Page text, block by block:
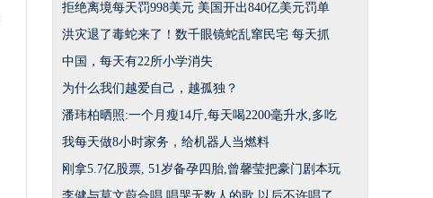
拒绝离境每天罚998美元 美国开出840亿美元罚单
洪灾退了毒蛇来了！数千眼镜蛇乱窜民宅 每天抓
中国，每天有22所小学消失
为什么我们越爱自己，越孤独？
潘玮柏晒照:一个月瘦14斤,每天喝2200毫升水,多吃
我每天做8小时家务，给机器人当燃料
刚拿5.7亿股票, 51岁备孕四胎,曾馨莹把豪门剧本玩